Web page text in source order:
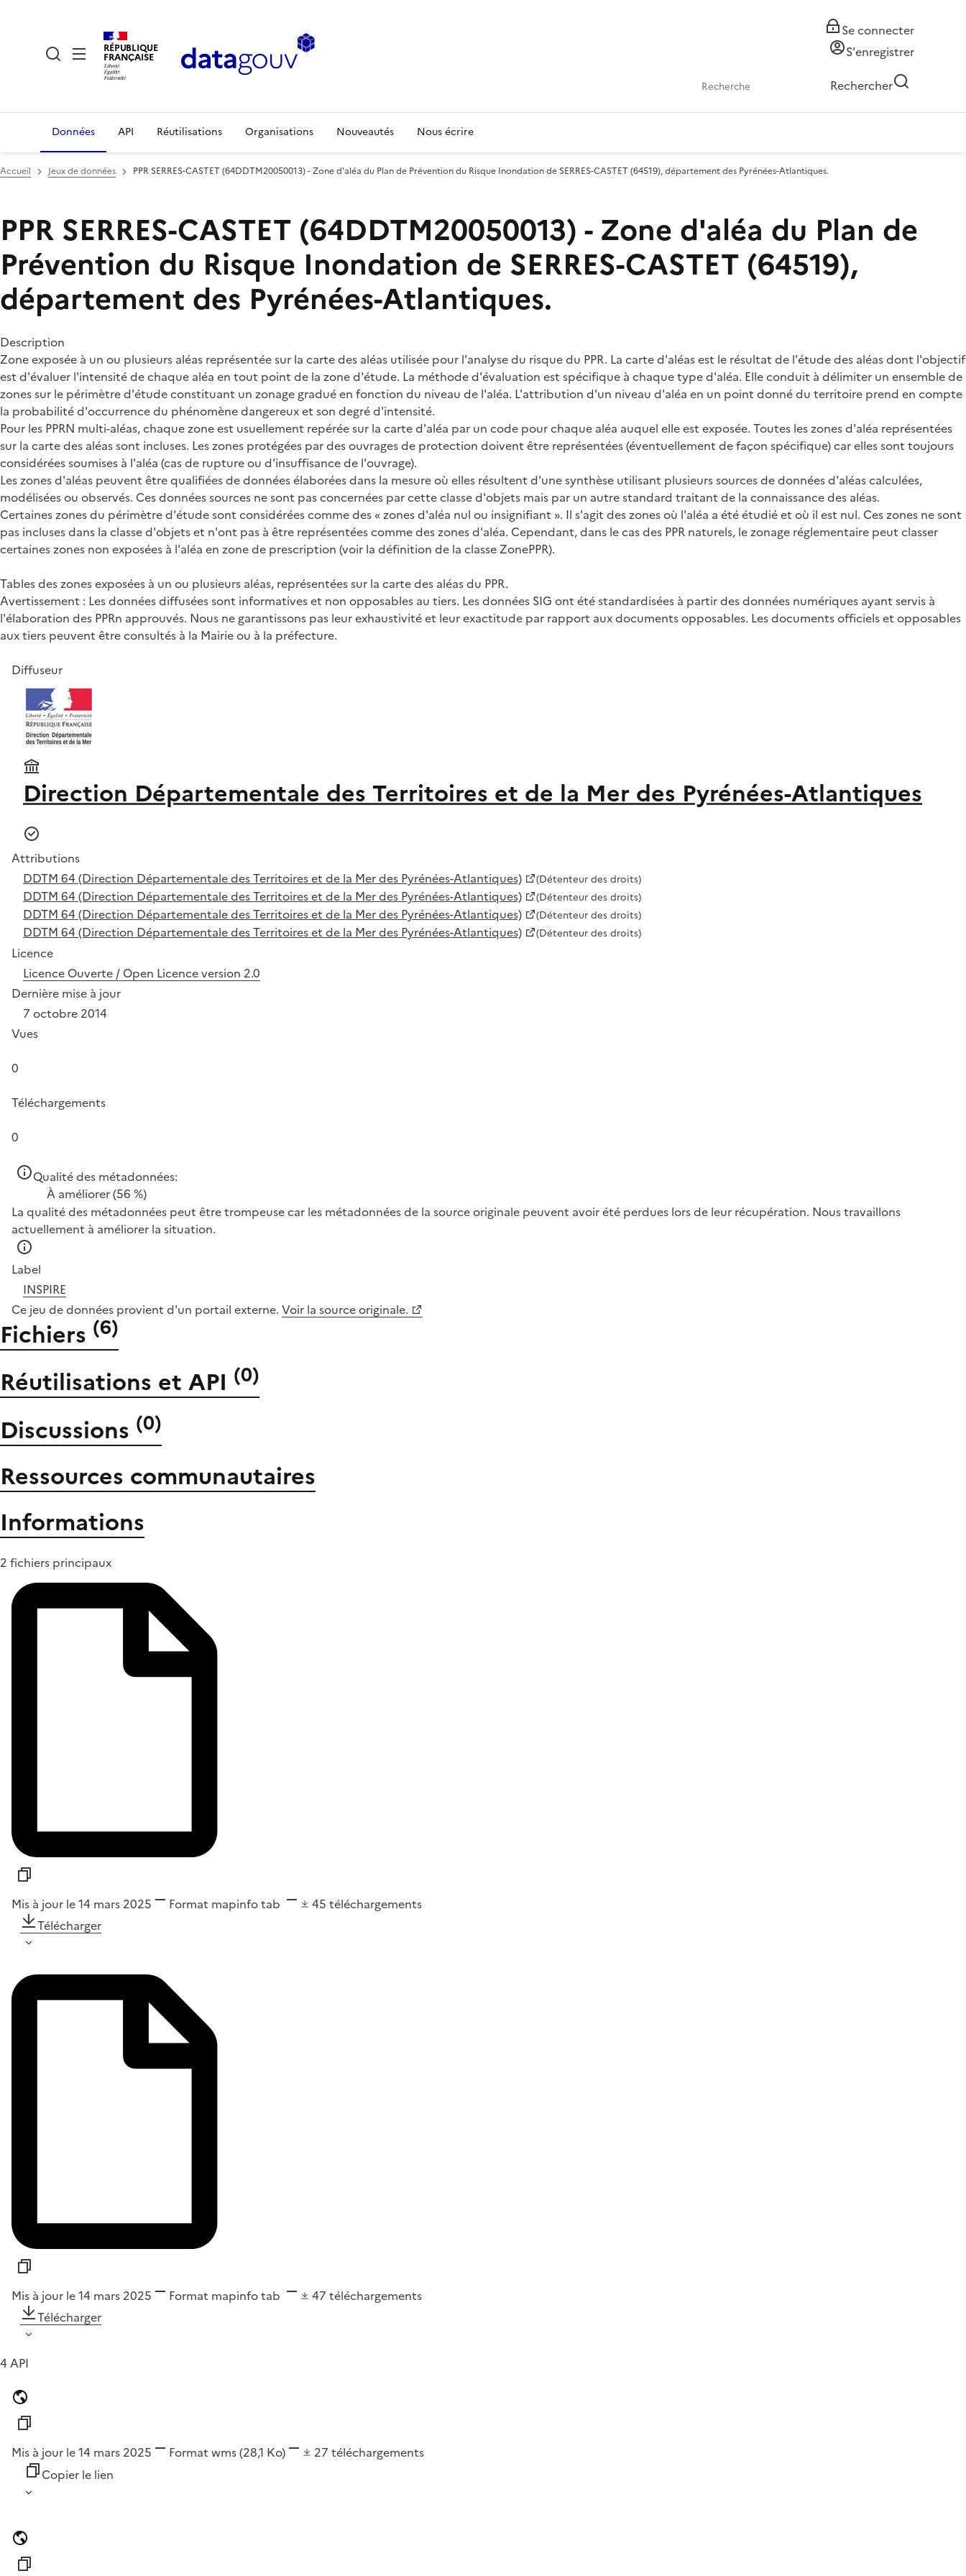
RÉPUBLIQUE
FRANÇAISE
Se connecter
S'enregistrer
Rechercher
Données API Réutilisations Organisations Nouveautés Nous écrire
Accueil Jeux de données PPR SERRES-CASTET (64DDTM20050013) - Zone d'aléa du Plan de Prévention du Risque Inondation de SERRES-CASTET (64519), département des Pyrénées-Atlantiques.
PPR SERRES-CASTET (64DDTM20050013) - Zone d'aléa du Plan de
Prévention du Risque Inondation de SERRES-CASTET (64519),
département des Pyrénées-Atlantiques.
Description
Zone exposée à un ou plusieurs aléas représentée sur la carte des aléas utilisée pour l'analyse du risque du PPR. La carte d'aléas est le résultat de l'étude des aléas dont l'objectif
est d'évaluer l'intensité de chaque aléa en tout point de la zone d'étude. La méthode d'évaluation est spécifique à chaque type d'aléa. Elle conduit à délimiter un ensemble de
zones sur le périmètre d'étude constituant un zonage gradué en fonction du niveau de l'aléa. L'attribution d'un niveau d'aléa en un point donné du territoire prend en compte
la probabilité d'occurrence du phénomène dangereux et son degré d'intensité.
Pour les PPRN multi-aléas, chaque zone est usuellement repérée sur la carte d'aléa par un code pour chaque aléa auquel elle est exposée. Toutes les zones d'aléa représentées
sur la carte des aléas sont incluses. Les zones protégées par des ouvrages de protection doivent être représentées (éventuellement de façon spécifique) car elles sont toujours
considérées soumises à l'aléa (cas de rupture ou d'insuffisance de l'ouvrage).
Les zones d'aléas peuvent être qualifiées de données élaborées dans la mesure où elles résultent d'une synthèse utilisant plusieurs sources de données d'aléas calculées,
modélisées ou observés. Ces données sources ne sont pas concernées par cette classe d'objets mais par un autre standard traitant de la connaissance des aléas.
Certaines zones du périmètre d'étude sont considérées comme des « zones d'aléa nul ou insignifiant ». Il s'agit des zones où l'aléa a été étudié et où il est nul. Ces zones ne sont
pas incluses dans la classe d'objets et n'ont pas à être représentées comme des zones d'aléa. Cependant, dans le cas des PPR naturels, le zonage réglementaire peut classer
certaines zones non exposées à l'aléa en zone de prescription (voir la définition de la classe ZonePPR).
Tables des zones exposées à un ou plusieurs aléas, représentées sur la carte des aléas du PPR.
Avertissement : Les données diffusées sont informatives et non opposables au tiers. Les données SIG ont été standardisées à partir des données numériques ayant servis à
l'élaboration des PPRn approuvés. Nous ne garantissons pas leur exhaustivité et leur exactitude par rapport aux documents opposables. Les documents officiels et opposables
aux tiers peuvent être consultés à la Mairie ou à la préfecture.
Diffuseur
Direction Départementale des Territoires et de la Mer des Pyrénées-Atlantiques
Attributions
DDTM 64 (Direction Départementale des Territoires et de la Mer des Pyrénées-Atlantiques)
(Détenteur des droits)
DDTM 64 (Direction Départementale des Territoires et de la Mer des Pyrénées-Atlantiques) (Détenteur des droits)
DDTM 64 (Direction Départementale des Territoires et de la Mer des Pyrénées-Atlantiques) (Détenteur des droits)
DDTM 64 (Direction Départementale des Territoires et de la Mer des Pyrénées-Atlantiques) (Détenteur des droits)
Licence
Licence Ouverte / Open Licence version 2.0
Dernière mise à jour
7 octobre 2014
Vues
0
Téléchargements
0
Qualité des métadonnées:
À améliorer(56 %)
La qualité des métadonnées peut être trompeuse car les métadonnées de la source originale peuvent avoir été perdues lors de leur récupération. Nous travaillons
actuellement à améliorer la situation.
Label
INSPIRE
Ce jeu de données provient d'un portail externe. Voir la source originale.
Fichiers (6)
Réutilisations et API (0)
Discussions (0)
Ressources communautaires
Informations
2 fichiers principaux
Mis à jour le 14 mars 2025 Format mapinfo tab 45 téléchargements
Télécharger
Mis à jour le 14 mars 2025 Format mapinfo tab 47 téléchargements
Télécharger
4 API
Mis à jour le 14 mars 2025 Format wms(28,1 Ko) 27 téléchargements
Copier le lien